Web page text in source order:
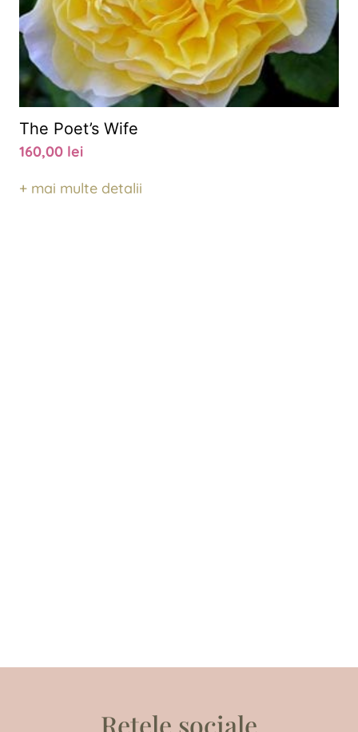
The Poet’s Wife
160,00 lei
+ mai multe detalii
Rețele sociale